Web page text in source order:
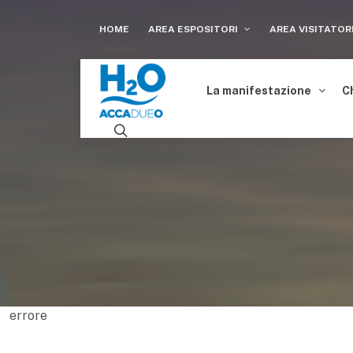
HOME AREA ESPOSITORI AREA
La manifestazione
errore